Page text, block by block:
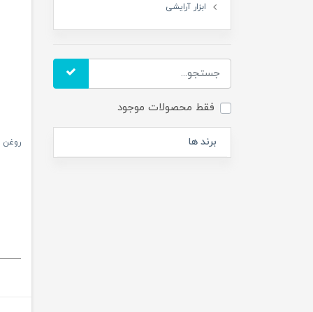
ابزار آرایشی
فقط محصولات موجود
برند ها روغن